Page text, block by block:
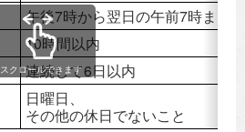
午後7時から翌日の午前7時まで
10時間以内
連続して6日以内
日曜日、
その他の休日でないこと
スクロールできます